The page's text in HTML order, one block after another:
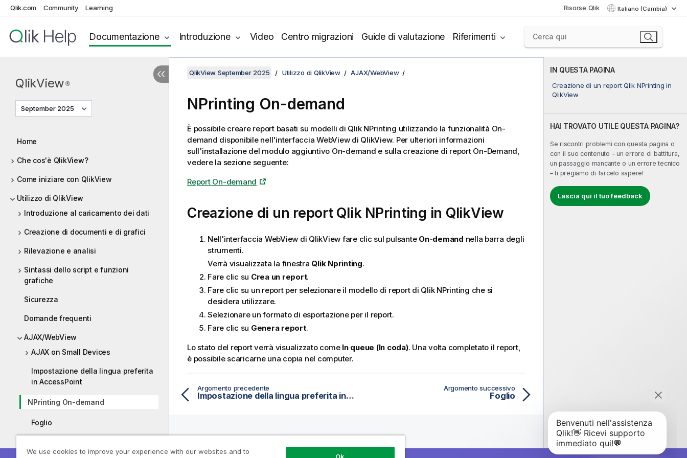
Qlik.com Community Learning Risorse Qlik Italiano (Cambia)
Documentazione Introduzione Video Centro migrazioni Guide di valutazione Riferimenti
QlikView ®
September 2025
Home
Che cos'è QlikView?
Come iniziare con QlikView
Utilizzo di QlikView
Introduzione al caricamento dei dati
Creazione di documenti e di grafici
Rilevazione e analisi
Sintassi dello script e funzioni
grafiche
Sicurezza
Domande frequenti
AJAX/WebView
AJAX on Small Devices
Impostazione della lingua preferita
in AccessPoint
NPrinting On-demand
Foglio
IN QUESTA PAGINA
Creazione di un report Qlik NPrinting in
QlikView
HAI TROVATO UTILE QUESTA PAGINA?
Se riscontri problemi con questa pagina o
con il suo contenuto – un errore di battitura,
un passaggio mancante o un errore tecnico
– ti pregiamo di farcelo sapere!
Lascia qui il tuo feedback
QlikView September 2025 Utilizzo di QlikView AJAX/WebView
NPrinting On-demand
È possibile creare report basati su modelli di Qlik NPrinting utilizzando la funzionalità On-
demand disponibile nell'interfaccia WebView di QlikView. Per ulteriori informazioni
sull'installazione del modulo aggiuntivo On-demand e sulla creazione di report On-Demand,
vedere la sezione seguente:
Report On-demand
Creazione di un report Qlik NPrinting in QlikView
Nell'interfaccia WebView di QlikView fare clic sul pulsante On-demand nella barra degli
strumenti.
Verrà visualizzata la finestra Qlik Nprinting.
Fare clic su Crea un report.
Fare clic su un report per selezionare il modello di report di Qlik NPrinting che si
desidera utilizzare.
Selezionare un formato di esportazione per il report.
Fare clic su Genera report.
Lo stato del report verrà visualizzato come In queue (In coda). Una volta completato il report,
è possibile scaricarne una copia nel computer.
Argomento precedente
Impostazione della lingua preferita in AccessPoint
Argomento successivo
Foglio
Aiuto-Risorse Perché Qlik? A Proposito Di
We use cookies to improve your experience with our websites and to